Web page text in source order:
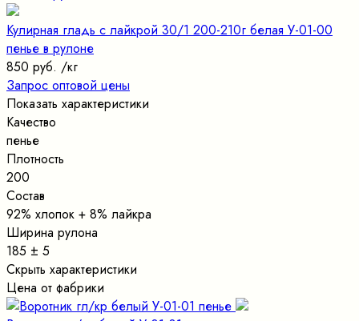
Кулирная гладь с лайкрой 30/1 200-210г белая У-01-00
пенье в рулоне
850 руб. /кг
Запрос оптовой цены
Показать характеристики
Качество
пенье
Плотность
200
Состав
92% хлопок + 8% лайкра
Ширина рулона
185 ± 5
Скрыть характеристики
Цена от фабрики